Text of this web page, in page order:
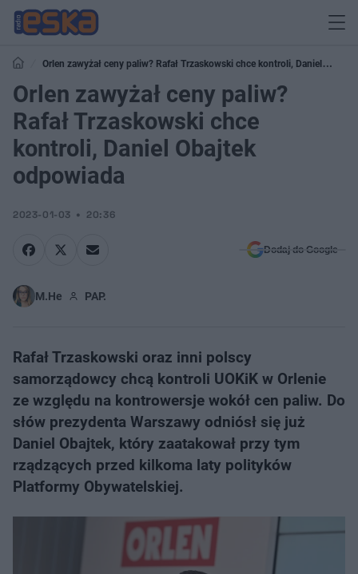
Orlen zawyżał ceny paliw? Rafał Trzaskowski chce kontroli, Daniel
Obajtek odpowiada
Orlen zawyżał ceny paliw?
Rafał Trzaskowski chce
kontroli, Daniel Obajtek
odpowiada
2023-01-03 20:36
Dodaj do Google
M.He PAP.
Rafał Trzaskowski oraz inni polscy
samorządowcy chcą kontroli UOKiK w Orlenie
ze względu na kontrowersje wokół cen paliw. Do
słów prezydenta Warszawy odniósł się już
Daniel Obajtek, który zaatakował przy tym
rządzących przed kilkoma laty polityków
Platformy Obywatelskiej.